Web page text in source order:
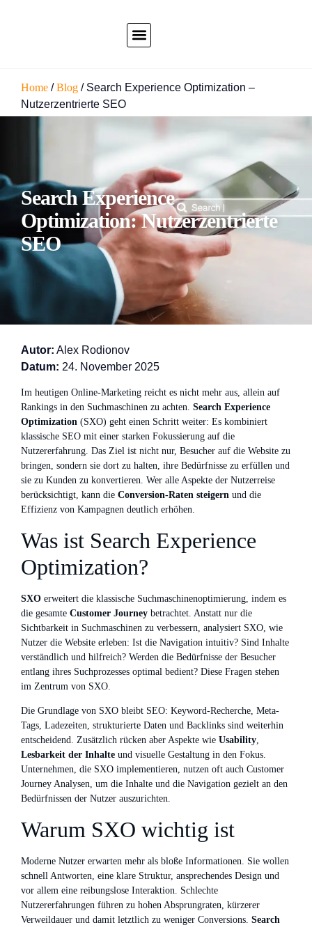
Home /Blog / Search Experience Optimization –
Nutzerzentrierte SEO
Search Experience
Optimization: Nutzerzentrierte
SEO
Autor: Alex Rodionov
Datum: 24. November 2025
Im heutigen Online-Marketing reicht es nicht mehr aus, allein auf
Rankings in den Suchmaschinen zu achten. Search Experience
Optimization (SXO) geht einen Schritt weiter: Es kombiniert
klassische SEO mit einer starken Fokussierung auf die
Nutzererfahrung. Das Ziel ist nicht nur, Besucher auf die Website zu
bringen, sondern sie dort zu halten, ihre Bedürfnisse zu erfüllen und
sie zu Kunden zu konvertieren. Wer alle Aspekte der Nutzerreise
berücksichtigt, kann die Conversion-Raten steigern und die
Effizienz von Kampagnen deutlich erhöhen.
Was ist Search Experience
Optimization?
SXO erweitert die klassische Suchmaschinenoptimierung, indem es
die gesamte Customer Journey betrachtet. Anstatt nur die
Sichtbarkeit in Suchmaschinen zu verbessern, analysiert SXO, wie
Nutzer die Website erleben: Ist die Navigation intuitiv? Sind Inhalte
verständlich und hilfreich? Werden die Bedürfnisse der Besucher
entlang ihres Suchprozesses optimal bedient? Diese Fragen stehen
im Zentrum von SXO.
Die Grundlage von SXO bleibt SEO: Keyword-Recherche, Meta-
Tags, Ladezeiten, strukturierte Daten und Backlinks sind weiterhin
entscheidend. Zusätzlich rücken aber Aspekte wie Usability,
Lesbarkeit der Inhalte und visuelle Gestaltung in den Fokus.
Unternehmen, die SXO implementieren, nutzen oft auch Customer
Journey Analysen, um die Inhalte und die Navigation gezielt an den
Bedürfnissen der Nutzer auszurichten.
Warum SXO wichtig ist
Moderne Nutzer erwarten mehr als bloße Informationen. Sie wollen
schnell Antworten, eine klare Struktur, ansprechendes Design und
vor allem eine reibungslose Interaktion. Schlechte
Nutzererfahrungen führen zu hohen Absprungraten, kürzerer
Verweildauer und damit letztlich zu weniger Conversions. Search